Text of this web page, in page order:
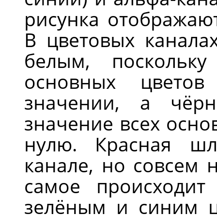
рисунка
В цветовых
белым,
основных
значении, а
значение всех
нулю. Красная
канале, но совсем
самое
зелёным и синим